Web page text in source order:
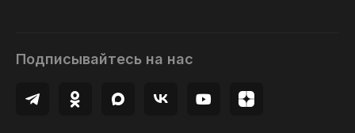
Подписывайтесь на нас